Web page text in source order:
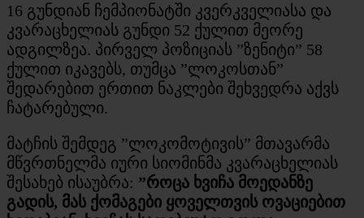
16 გუნდიან ჩემპიონატში კვერკველიასა და
კვარაცხელიას გუნდი 52 ქულით მეორე
ადგილზეა. პირველ პოზიციას ”ზენიტი” 58
ქულით იკავებს, თუმცა ”ლოკოსთან”
შედარებით ერთით ნაკლები შეხვედრა აქვს
ჩატარებული.
მატჩის შემდეგ ”ლოკომოტივის” მთავარმა
მწვრთნელმა იური სიომინმა კვარაცხელიას
შესახებ ისაუბრა: ”როცა ხვიჩა მოედანზე
გადის, მას ქომაგები ყოველთვის ოვაციებით